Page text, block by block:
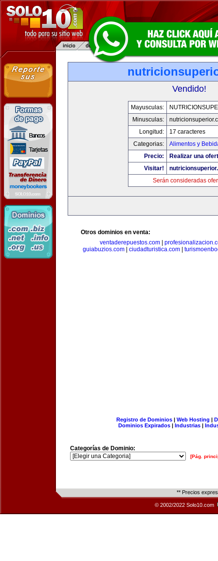
Vendido!
Mayusculas:
Minusculas:
Longitud:
17 caracteres
Categorias:
Alimentos y
Precio:
Realizar una
Visitar!
Serán consideradas
Otros dominios en venta:
ventaderepuestos.com
guiabuzios.com| ciudadturistica.com|
Registro de Dominios| Web Hosting |
Dominios Expirados | Industrias |
Categorías de Dominio:
[Pág.
** Precios
© 2002/2022 Solo10.com